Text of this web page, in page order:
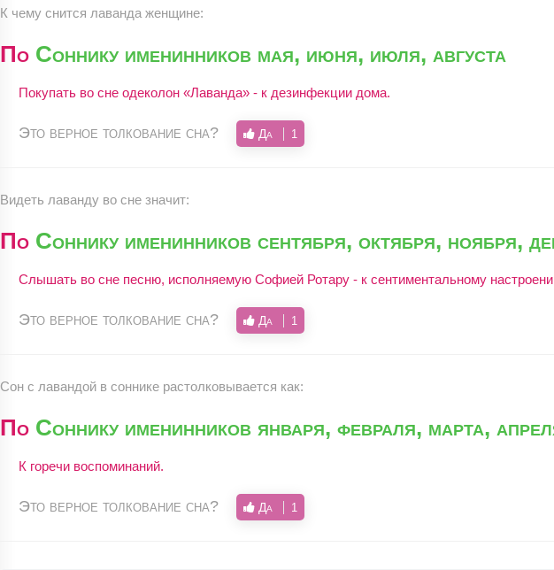
К чему снится лаванда женщине:
По Соннику именинников мая, июня, июля, августа
Покупать во сне одеколон «Лаванда» - к дезинфекции дома.
Это верное толкование сна? Да 1
Видеть лаванду во сне значит:
По Соннику именинников сентября, октября, ноября,
Слышать во сне песню, исполняемую Софией Ротару - к сентиментальному
Это верное толкование сна? Да 1
Сон c лавандой в соннике растолковывается как:
По Соннику именинников января, февраля, марта,
К горечи воспоминаний.
Это верное толкование сна? Да 1